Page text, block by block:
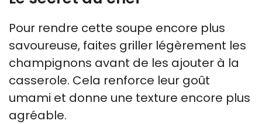
Pour rendre cette soupe encore plus
savoureuse, faites griller légèrement les
champignons avant de les ajouter à la
casserole. Cela renforce leur goût
umami et donne une texture encore plus
agréable.